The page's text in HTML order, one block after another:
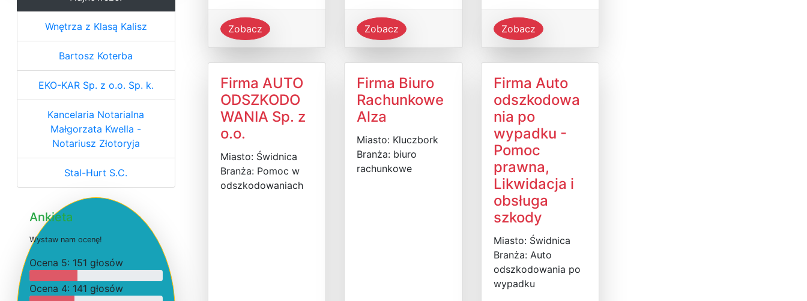
Wnętrza z Klasą Kalisz
Bartosz Koterba
EKO-KAR Sp. z o.o. Sp. k.
Kancelaria Notarialna
Małgorzata Kwella -
Notariusz Złotoryja
Stal-Hurt S.C.
Ankieta
Wystaw nam ocenę!
Ocena 5: 151 głosów
Ocena 4: 141 głosów
Zobacz Zobacz Zobacz
Firma AUTO
ODSZKODO
WANIA Sp. z
o.o.
Miasto: Świdnica
Branża: Pomoc w
odszkodowaniach
Firma Biuro
Rachunkowe
Alza
Miasto: Kluczbork
Branża: biuro
rachunkowe
Firma Auto
odszkodowa
nia po
wypadku -
Pomoc
prawna,
Likwidacja i
obsługa
szkody
Miasto: Świdnica
Branża: Auto
odszkodowania po
wypadku